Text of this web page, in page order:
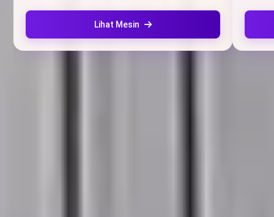
Lihat Mesin